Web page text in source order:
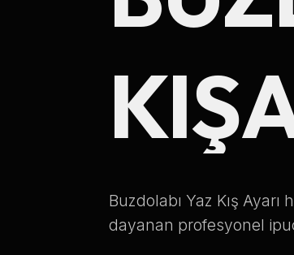
KIŞ
Buzdolabı Yaz Kış Ayarı
dayanan profesyonel